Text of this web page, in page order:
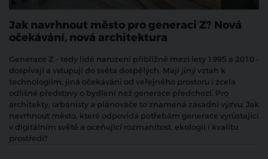
Jak navrhnout město pro generaci Z? Nová
očekávání, nová architektura
Generace Z – tedy lidé narození přibližně mezi lety 1995 a 2010 –
dospívají a vstupují do světa dospělých. Mají jiný vztah k
technologiím, jiná očekávání od veřejného prostoru i zcela
odlišné představy o bydlení než generace předchozí. Pro
architekty, urbanisty a plánovače to znamená zásadní výzvu. Jak
navrhnout město, které odpovídá potřebám generace vyrůstající
v digitálním světě a oceňující rozmanitost, ekologii i kvalitu
prostředí?